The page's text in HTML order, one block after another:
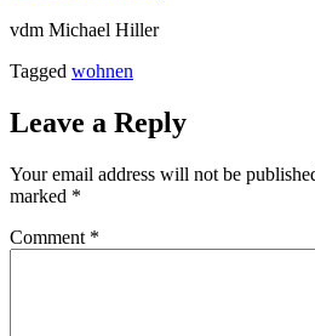
vdm Michael Hiller
Tagged wohnen
Leave a Reply
Your email address will not be
marked *
Comment *